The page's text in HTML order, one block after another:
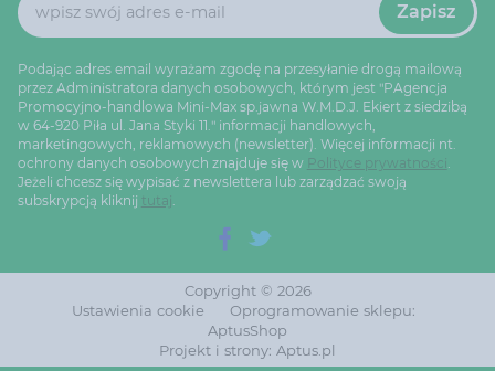
Zapisz
Podając adres email wyrażam zgodę na przesyłanie drogą mailową
przez Administratora danych osobowych, którym jest "PAgencja
Promocyjno-handlowa Mini-Max sp.jawna W.M.D.J. Ekiert z siedzibą
w 64-920 Piła ul. Jana Styki 11." informacji handlowych,
marketingowych, reklamowych (newsletter). Więcej informacji nt.
ochrony danych osobowych znajduje się w Polityce prywatności
Jeżeli chcesz się wypisać z newslettera lub zarządzać swoją
subskrypcją kliknij tutaj
Copyright © 2026
Ustawienia cookie
Oprogramowanie sklepu:
AptusShop
Projekt i strony: Aptus.pl